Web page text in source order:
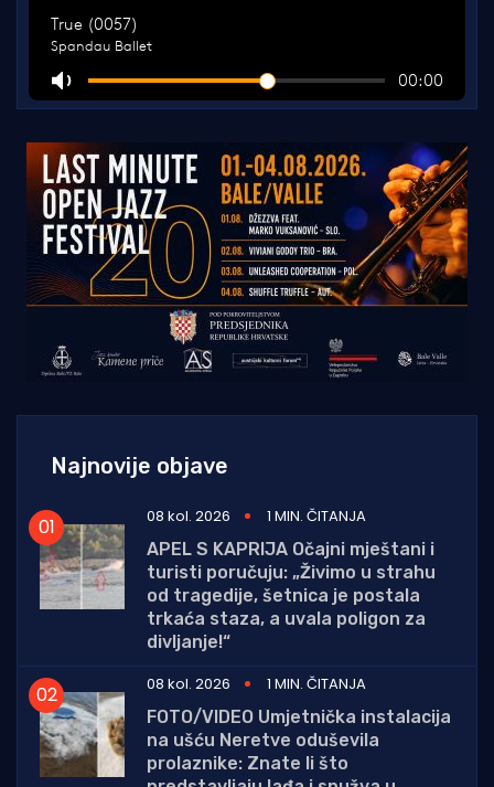
Najnovije objave
08 kol. 2026
1 MIN. ČITANJA
APEL S KAPRIJA Očajni mještani i
turisti poručuju: „Živimo u strahu
od tragedije, šetnica je postala
trkaća staza, a uvala poligon za
divljanje!“
08 kol. 2026
1 MIN. ČITANJA
FOTO/VIDEO Umjetnička instalacija
na ušću Neretve oduševila
prolaznike: Znate li što